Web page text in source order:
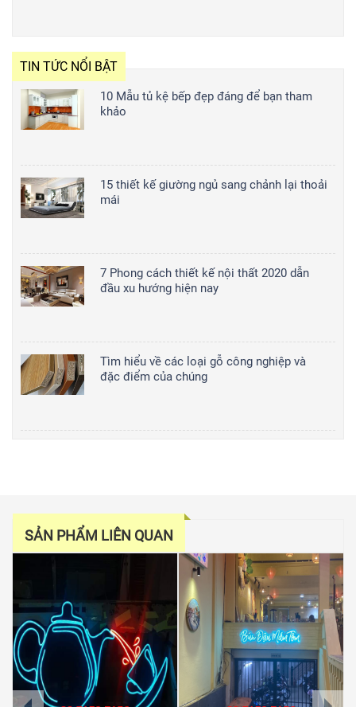
TIN TỨC NỔI BẬT
10 Mẫu tủ kệ bếp đẹp đáng để bạn tham
khảo
15 thiết kế giường ngủ sang chảnh lại thoải
mái
7 Phong cách thiết kế nội thất 2020 dẫn
đầu xu hướng hiện nay
Tìm hiểu về các loại gỗ công nghiệp và
đặc điểm của chúng
SẢN PHẨM LIÊN QUAN
prev next